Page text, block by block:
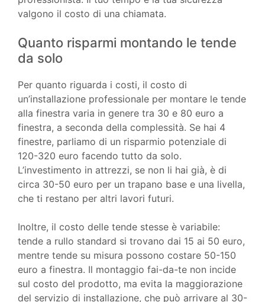
valgono il costo di una chiamata.
Quanto risparmi montando le tende
da solo
Per quanto riguarda i costi, il costo di
un’installazione professionale per montare le tende
alla finestra varia in genere tra 30 e 80 euro a
finestra, a seconda della complessità. Se hai 4
finestre, parliamo di un risparmio potenziale di
120-320 euro facendo tutto da solo.
L’investimento in attrezzi, se non li hai già, è di
circa 30-50 euro per un trapano base e una livella,
che ti restano per altri lavori futuri.
Inoltre, il costo delle tende stesse è variabile:
tende a rullo standard si trovano dai 15 ai 50 euro,
mentre tende su misura possono costare 50-150
euro a finestra. Il montaggio fai-da-te non incide
sul costo del prodotto, ma evita la maggiorazione
del servizio di installazione, che può arrivare al 30-